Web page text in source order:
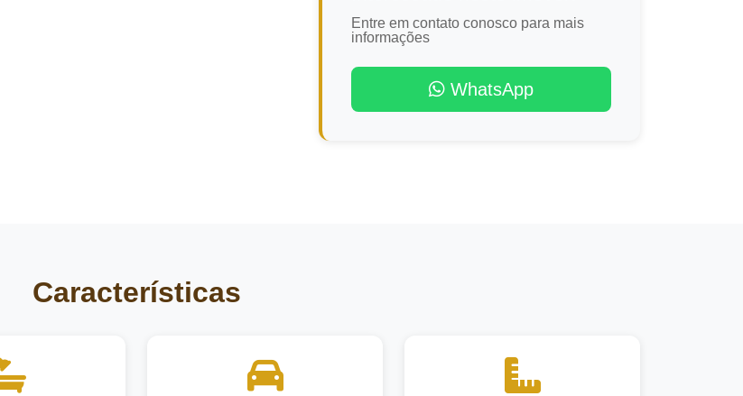
Entre em contato conosco para mais
informações
WhatsApp
Características